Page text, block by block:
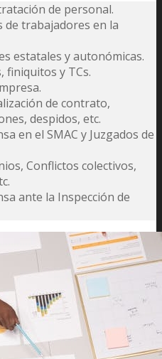
de personal.
de trabajadores en la
estatales y autonómicas.
finiquitos y TCs.
de contrato,
despidos, etc.
en el SMAC y Juzgados de
Conflictos colectivos,
ante la Inspección de